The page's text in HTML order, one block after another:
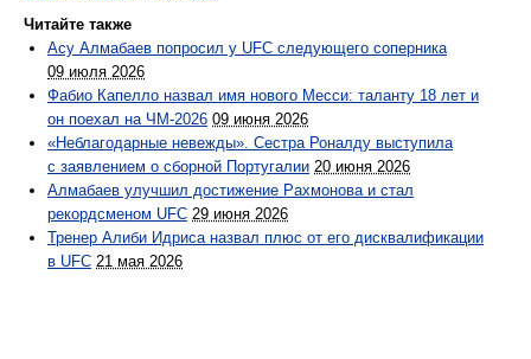
Читайте также
Асу Алмабаев попросил у UFC следующего соперника
09 июля 2026
Фабио Капелло назвал имя нового Месси: таланту 18 лет и
он поехал на ЧМ-2026 09 июня 2026
«Неблагодарные невежды». Сестра Роналду выступила
с заявлением о сборной Португалии 20 июня 2026
Алмабаев улучшил достижение Рахмонова и стал
рекордсменом UFC 29 июня 2026
Тренер Алиби Идриса назвал плюс от его дисквалификации
в UFC 21 мая 2026